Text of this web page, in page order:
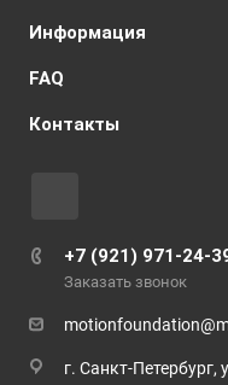
Информация
FAQ
Контакты
+7 (921) 971-24-
Заказать звонок
г. Санкт-Петербург,